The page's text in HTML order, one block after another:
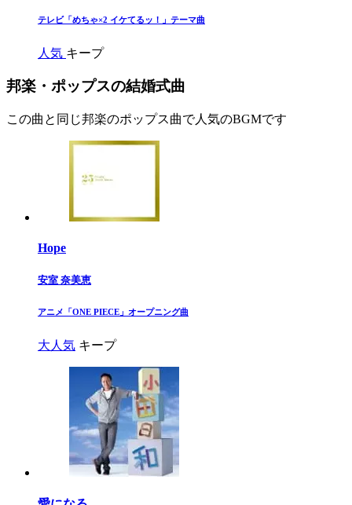
​テレビ「めちゃ×2 イケてるッ！」テーマ曲​
人気 キープ
邦楽・ポップスの結婚式曲
この曲と同じ邦楽のポップス曲で人気のBGMです
Hope
安室 奈美恵
​アニメ「ONE PIECE」オープニング曲​
大人気 キープ